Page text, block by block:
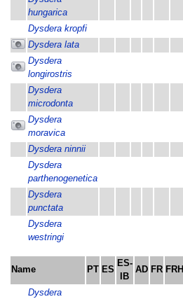
hungarica
Dysdera kropfi
Dysdera lata
Dysdera
longirostris
Dysdera
microdonta
Dysdera
moravica
Dysdera ninnii
Dysdera
parthenogenetica
Dysdera
punctata
Dysdera
westringi
Name PT ES
ES-
IB
AD FR FRH
Dysdera